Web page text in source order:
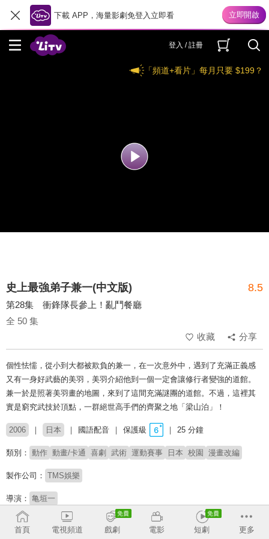
下載 APP，海量影劇免登入立即看
登入 / 註冊
「頻道+看片」每月只要 $199？
史上最強弟子兼一(中文版) 8.5
第28集 衝鋒隊長參上！亂鬥餐廳
全 50 集
收藏
分享
個性怯懦，從小到大都被欺負的兼一，在一次意外中，遇到了充滿正義感
又有一身好武藝的美羽，美羽介紹他到一個一定會讓修行者變強的道館。
兼一於是照著美羽畫的地圖，來到了這間充滿謎團的道館。不過，這裡其
實是窮究武技於頂點，一群絕世高手們的齊聚之地「梁山泊」！
2006 日本 國語配音 保護級 25 分鐘
類別： 動作 動畫/卡通 喜劇 武術 運動賽事 日本 校園 漫畫改編
製作公司： TMS娛樂
導演： 亀垣一
配音： 汪世瑋 陳幼文 陳宏瑋
首頁
電視頻道 戲劇 電影 短劇 更多